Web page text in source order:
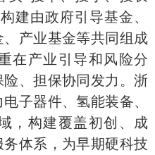
建由政府引导基金、
产业基金等共同组成
在产业引导和风险分
、担保协同发力。浙
子器件、氢能装备、
，构建覆盖初创、成
体系，为早期硬科技